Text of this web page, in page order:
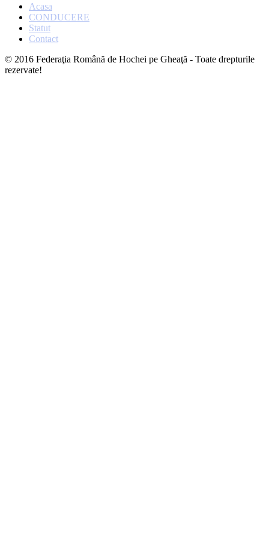
Acasa
CONDUCERE
Statut
Contact
© 2016 Federaţia Română de Hochei pe Gheaţă - Toate drepturile
rezervate!